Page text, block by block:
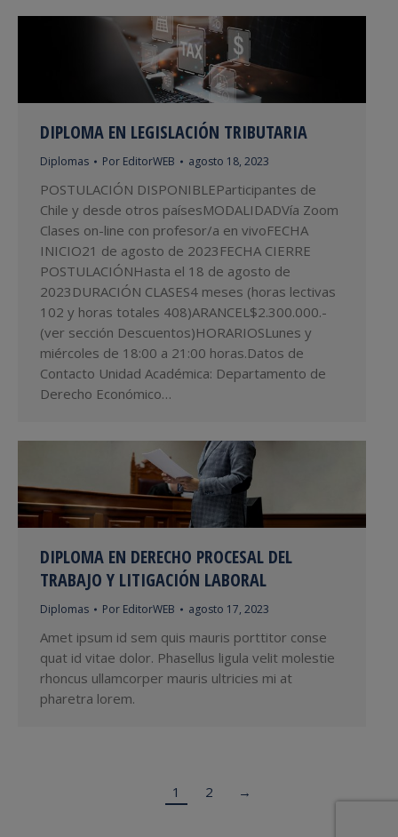
DIPLOMA EN LEGISLACIÓN TRIBUTARIA
Diplomas Por EditorWEB agosto 18, 2023
POSTULACIÓN DISPONIBLEParticipantes de
Chile y desde otros paísesMODALIDADVía Zoom
Clases on-line con profesor/a en vivoFECHA
INICIO21 de agosto de 2023FECHA CIERRE
POSTULACIÓNHasta el 18 de agosto de
2023DURACIÓN CLASES4 meses (horas lectivas
102 y horas totales 408)ARANCEL$2.300.000.-
(ver sección Descuentos)HORARIOSLunes y
miércoles de 18:00 a 21:00 horas.Datos de
Contacto Unidad Académica: Departamento de
Derecho Económico…
DIPLOMA EN DERECHO PROCESAL DEL
TRABAJO Y LITIGACIÓN LABORAL
Diplomas Por EditorWEB agosto 17, 2023
Amet ipsum id sem quis mauris porttitor conse
quat id vitae dolor. Phasellus ligula velit molestie
rhoncus ullamcorper mauris ultricies mi at
pharetra lorem.
1 2 →